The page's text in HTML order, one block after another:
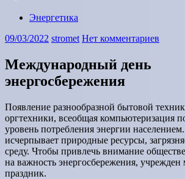
Энергетика
09/03/2022 stromet Нет комментариев
Международный день
энергосбережения
Появление разнообразной бытовой
оргтехники, всеобщая компьютеризация
уровень потребления энергии
исчерпывает природные ресурсы,
среду. Чтобы привлечь внимание
на важность энергосбережения,
праздник.